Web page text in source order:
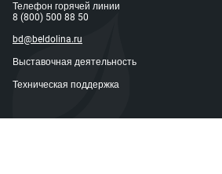
Телефон горячей линии
8 (800) 500 88 50
bd@beldolina.ru
Выставочная деятельность
Техническая поддержка